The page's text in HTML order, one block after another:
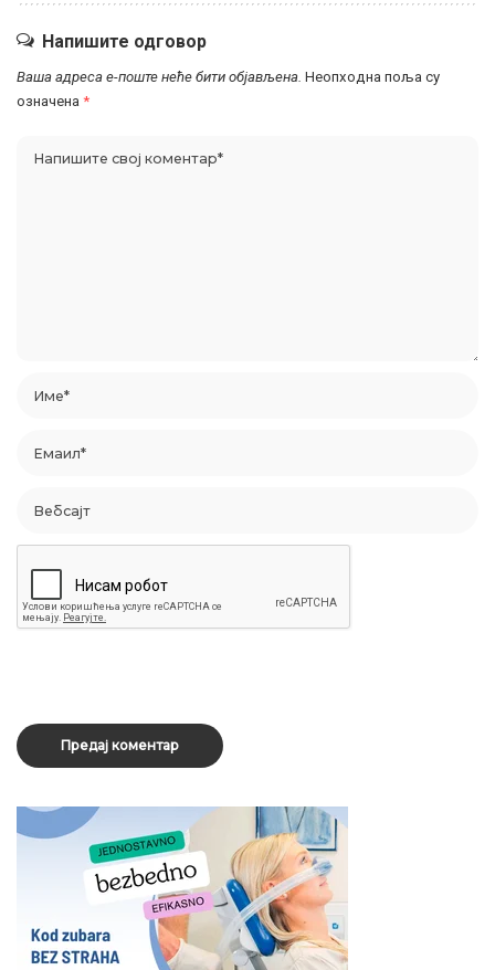
Напишите одговор
Ваша адреса е-поште неће бити објављена. Неопходна поља су
означена *